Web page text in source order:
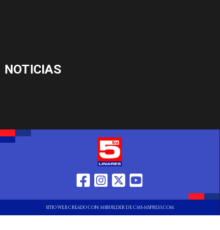
NOTICIAS
SITIO WEB CREADO CON MSBUILDER DE CMS-MSPRESS.COM